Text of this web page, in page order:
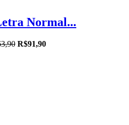
Normal...
R$91,90